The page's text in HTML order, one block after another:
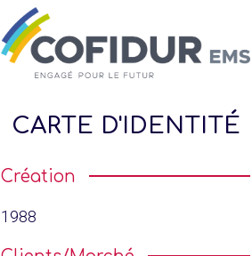
CARTE D'IDENTITÉ
Création
1988